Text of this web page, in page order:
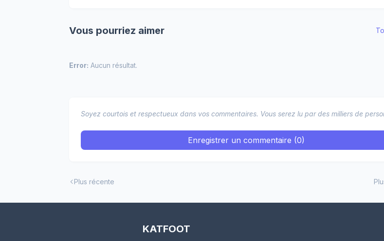
Vous pourriez aimer
Error: Aucun résultat.
Soyez courtois et respectueux dans vos commentaires. Vous serez lu par des milliers de
Enregistrer un commentaire (0)
Plus récente
KATFOOT